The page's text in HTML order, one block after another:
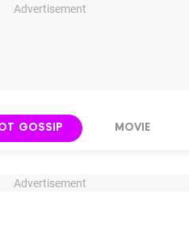
Advertisement
GOSSIP MOVIE
Advertisement